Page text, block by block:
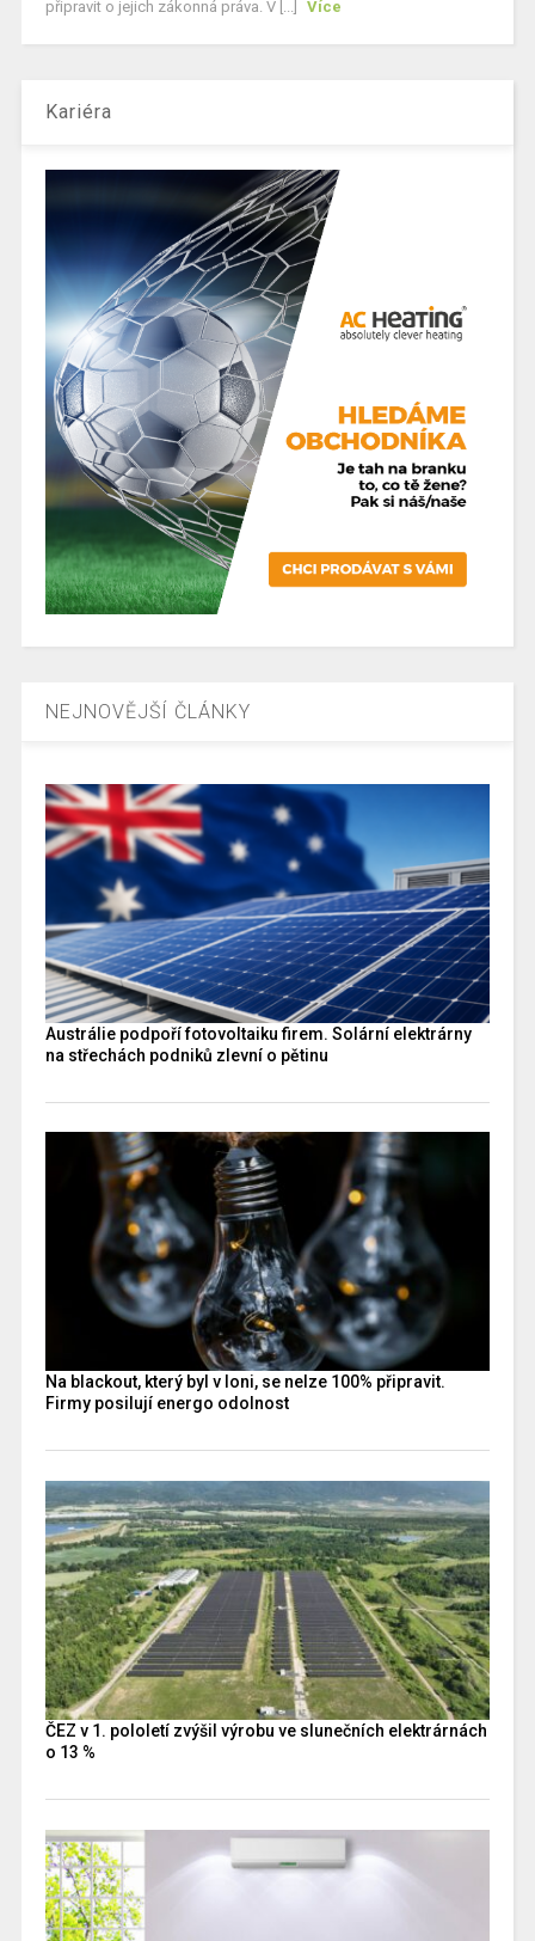
připravit o jejich zákonná práva. V [...] Více
Kariéra
NEJNOVĚJŠÍ ČLÁNKY
Austrálie podpoří fotovoltaiku firem. Solární elektrárny
na střechách podniků zlevní o pětinu
Na blackout, který byl v loni, se nelze 100% připravit.
Firmy posilují energo odolnost
ČEZ v 1. pololetí zvýšil výrobu ve slunečních elektrárnách
o 13 %